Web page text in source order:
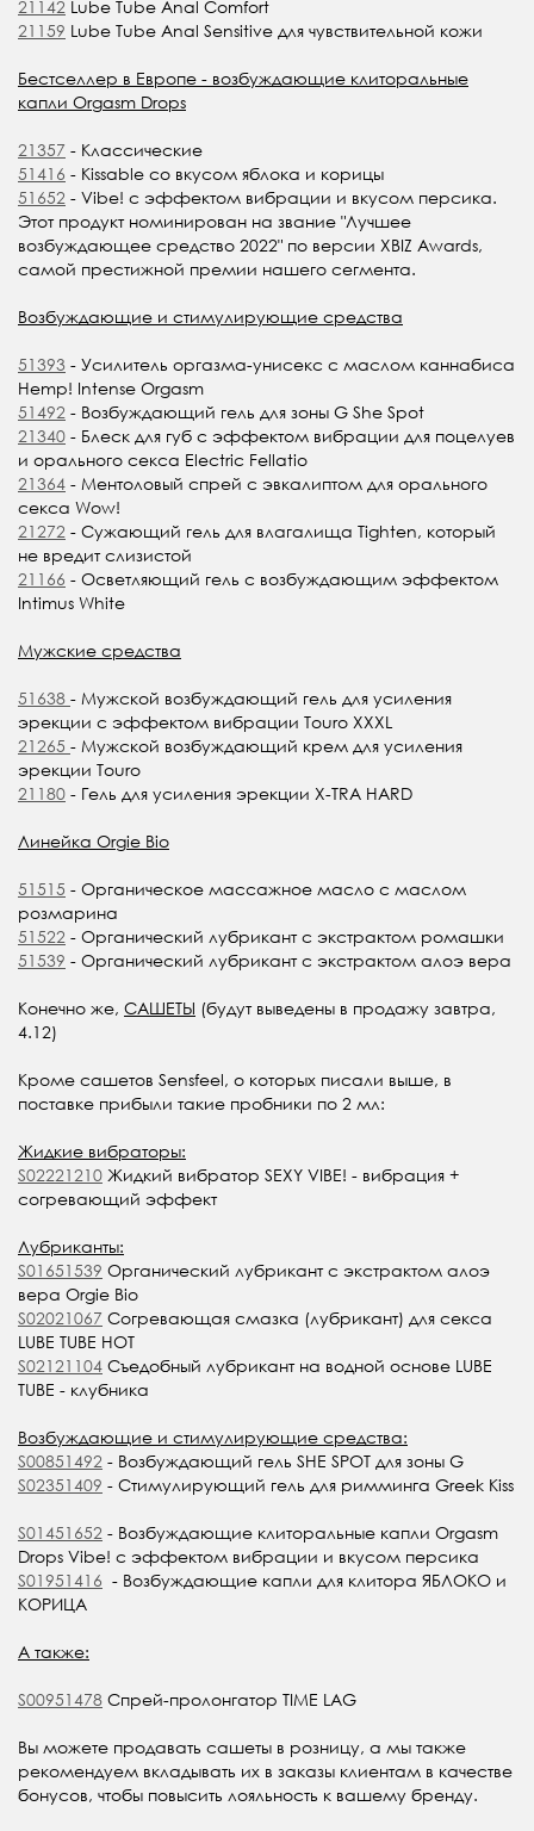
21142 Lube Tube Anal Comfort
21159 Lube Tube Anal Sensitive для чувствительной кожи
Бестселлер в Европе - возбуждающие клиторальные
капли Orgasm Drops
21357 - Классические
51416 - Kissable со вкусом яблока и корицы
51652 - Vibe! с эффектом вибрации и вкусом персика.
Этот продукт номинирован на звание "Лучшее
возбуждающее средство 2022" по версии XBIZ Awards,
самой престижной премии нашего сегмента.
Возбуждающие и стимулирующие средства
51393 - Усилитель оргазма-унисекс с маслом каннабиса
Hemp! Intense Orgasm
51492 - Возбуждающий гель для зоны G She Spot
21340 - Блеск для губ с эффектом вибрации для поцелуев
и орального секса Electric Fellatio
21364 - Ментоловый спрей с эвкалиптом для орального
секса Wow!
21272 - Сужающий гель для влагалища Tighten, который
не вредит слизистой
21166 - Осветляющий гель с возбуждающим эффектом
Intimus White
Мужские средства
51638 - Мужской возбуждающий гель для усиления
эрекции с эффектом вибрации Touro XXXL
21265 - Мужской возбуждающий крем для усиления
эрекции Touro
21180 - Гель для усиления эрекции X-TRA HARD
Линейка Orgie Bio
51515 - Органическое массажное масло с маслом
розмарина
51522 - Органический лубрикант с экстрактом ромашки
51539 - Органический лубрикант с экстрактом алоэ вера
Конечно же, САШЕТЫ (будут выведены в продажу завтра,
4.12)
Кроме сашетов Sensfeel, о которых писали выше, в
поставке прибыли такие пробники по 2 мл:
Жидкие вибраторы:
S02221210 Жидкий вибратор SEXY VIBE! - вибрация +
согревающий эффект
Лубриканты:
S01651539 Органический лубрикант с экстрактом алоэ
вера Orgie Bio
S02021067 Согревающая смазка (лубрикант) для секса
LUBE TUBE HOT
S02121104 Съедобный лубрикант на водной основе LUBE
TUBE - клубника
Возбуждающие и стимулирующие средства:
S00851492 - Возбуждающий гель SHE SPOT для зоны G
S02351409 - Стимулирующий гель для римминга Greek Kiss
S01451652 - Возбуждающие клиторальные капли Orgasm
Drops Vibe! с эффектом вибрации и вкусом персика
S01951416 - Возбуждающие капли для клитора ЯБЛОКО и
КОРИЦА
А также:
S00951478 Спрей-пролонгатор TIME LAG
Вы можете продавать сашеты в розницу, а мы также
рекомендуем вкладывать их в заказы клиентам в качестве
бонусов, чтобы повысить лояльность к вашему бренду.